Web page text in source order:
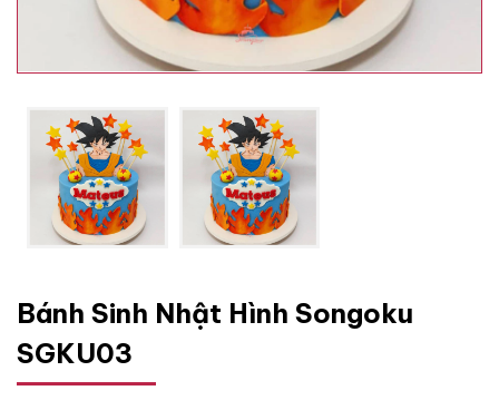
Bánh Sinh Nhật Hình Songoku
SGKU03